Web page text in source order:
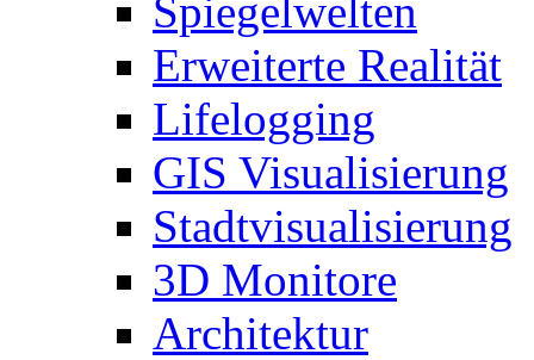
Spiegelwelten
Erweiterte Realität
Lifelogging
GIS Visualisierung
Stadtvisualisierung
3D Monitore
Architektur